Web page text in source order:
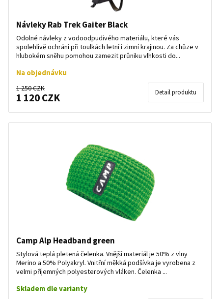
Návleky Rab Trek Gaiter Black
Odolné návleky z vodoodpudivého materiálu, které vás
spolehlivě ochrání při toulkách letní i zimní krajinou. Za chůze v
hlubokém sněhu pomohou zamezit průniku vlhkosti do...
Na objednávku
1 250 CZK
1 120 CZK Detail produktu
Camp Alp Headband green
Stylová teplá pletená čelenka. Vnější materiál je 50% z vlny
Merino a 50% Polyakryl. Vnitřní měkká podšívka je vyrobena z
velmi příjemných polyesterových vláken. Čelenka ...
Skladem dle varianty